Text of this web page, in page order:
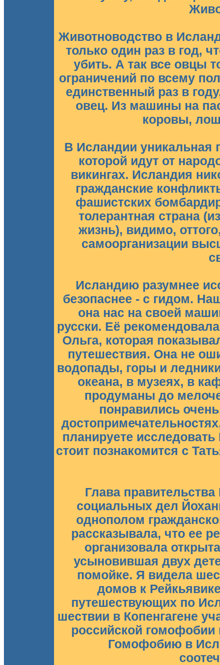
Животноводство в
только один раз в год,
убить. А так все овцы
ограничений по всему
единственный раз в
овец. Из машины на
коровы,
В Исландии уникальная
которой идут от
викингах. Исландия
гражданские
фашистских
толерантная страна
жизнь), видимо,
самоорганизации
Исландию разумнее
безопаснее - с гидом.
она нас на своей
русски. Её
Ольга, которая
путешествия. Она не
водопады, горы и
океана, в музеях, в
продуманы до
понравились
планируете
стоит познакомится с
Глава
социальных дел
однополом
рассказывала, что ее
организовала
усыновившая двух
помойке. Я видела
домов к
путешествующих по
шествии в Копенгагене
российской гомофобии
Гомофобию в